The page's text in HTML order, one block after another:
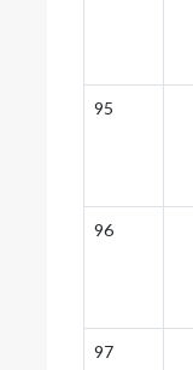
95
96
97